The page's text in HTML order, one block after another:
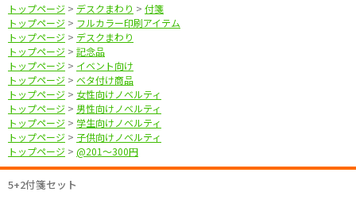
トップページ > デスクまわり > 付箋
トップページ > フルカラー印刷アイテム
トップページ > デスクまわり
トップページ > 記念品
トップページ > イベント向け
トップページ > ベタ付け商品
トップページ > 女性向けノベルティ
トップページ > 男性向けノベルティ
トップページ > 学生向けノベルティ
トップページ > 子供向けノベルティ
トップページ > @201〜300円
5+2付箋セット